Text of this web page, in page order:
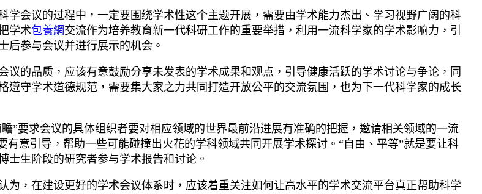
会议的过程中，一定要围绕学术性这个主题开展，需要由学术能力杰出、学习视野广阔的科
学术包養網交流作为培养教育新一代科研工作的重要举措，利用一流科学家的学术影响力，引
后参与会议并进行展示的机会。
的品质，应该有意鼓励分享未发表的学术成果和观点，引导健康活跃的学术讨论与争论，同
守学术道德规范，需要集大家之力共同打造开放公平的交流氛围，也为下一代科学家的成长
”要求会议的具体组织者要对相应领域的世界最前沿进展有准确的把握，邀请相关领域的一流
意引导，帮助一些可能碰撞出火花的学科领域共同开展学术探讨。“自由、平等”就是要让科
士生阶段的研究者参与学术报告和讨论。
，在建设更好的学术会议体系时，应该着重关注如何让高水平的学术交流平台真正帮助科学